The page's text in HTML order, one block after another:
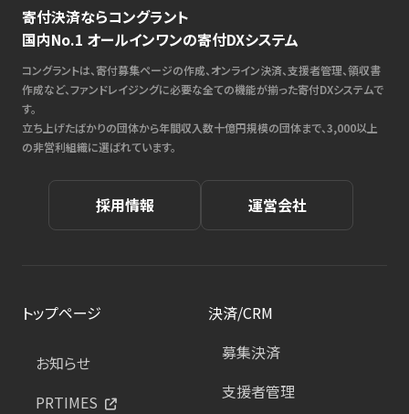
寄付決済ならコングラント
国内No.1 オールインワンの寄付DXシステム
コングラントは、寄付募集ページの作成、オンライン決済、支援者管理、領収書
作成など、ファンドレイジングに必要な全ての機能が揃った寄付DXシステムで
す。
立ち上げたばかりの団体から年間収入数十億円規模の団体まで、3,000以上
の非営利組織に選ばれています。
採用情報 運営会社
トップページ
お知らせ
PRTIMES
決済/CRM
募集決済
支援者管理